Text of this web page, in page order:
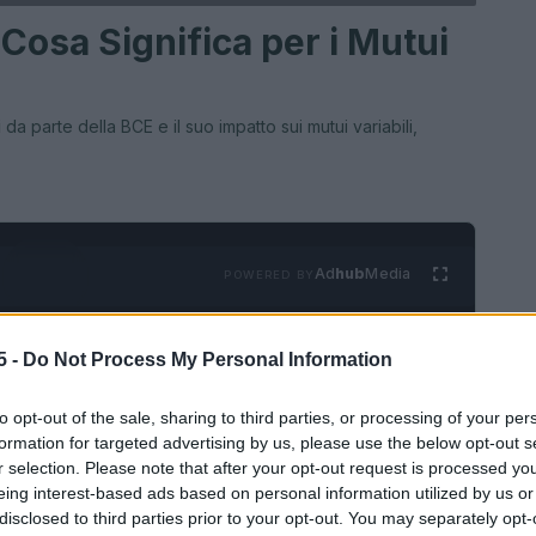
- Do Not Process My Personal Information
opt-out of the sale, sharing to third parties, or processing of your
for targeted advertising by us, please use the below opt-out
selection. Please note that after your opt-out request is processed
interest-based ads based on personal information utilized by us
to third parties prior to your opt-out. You may separately
Cosa Significa per i Mutui
parte della BCE e il suo impatto sui mutui variabili,
POWERED BY AdhubMedia
MUTUI